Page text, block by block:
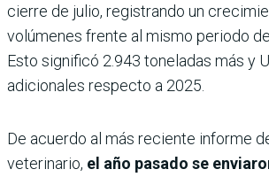
cierre de julio, registrando un
volúmenes frente al mismo periodo
Esto significó 2.943 toneladas más y
adicionales respecto a 2025.
De acuerdo al más reciente informe
veterinario, el año pasado se